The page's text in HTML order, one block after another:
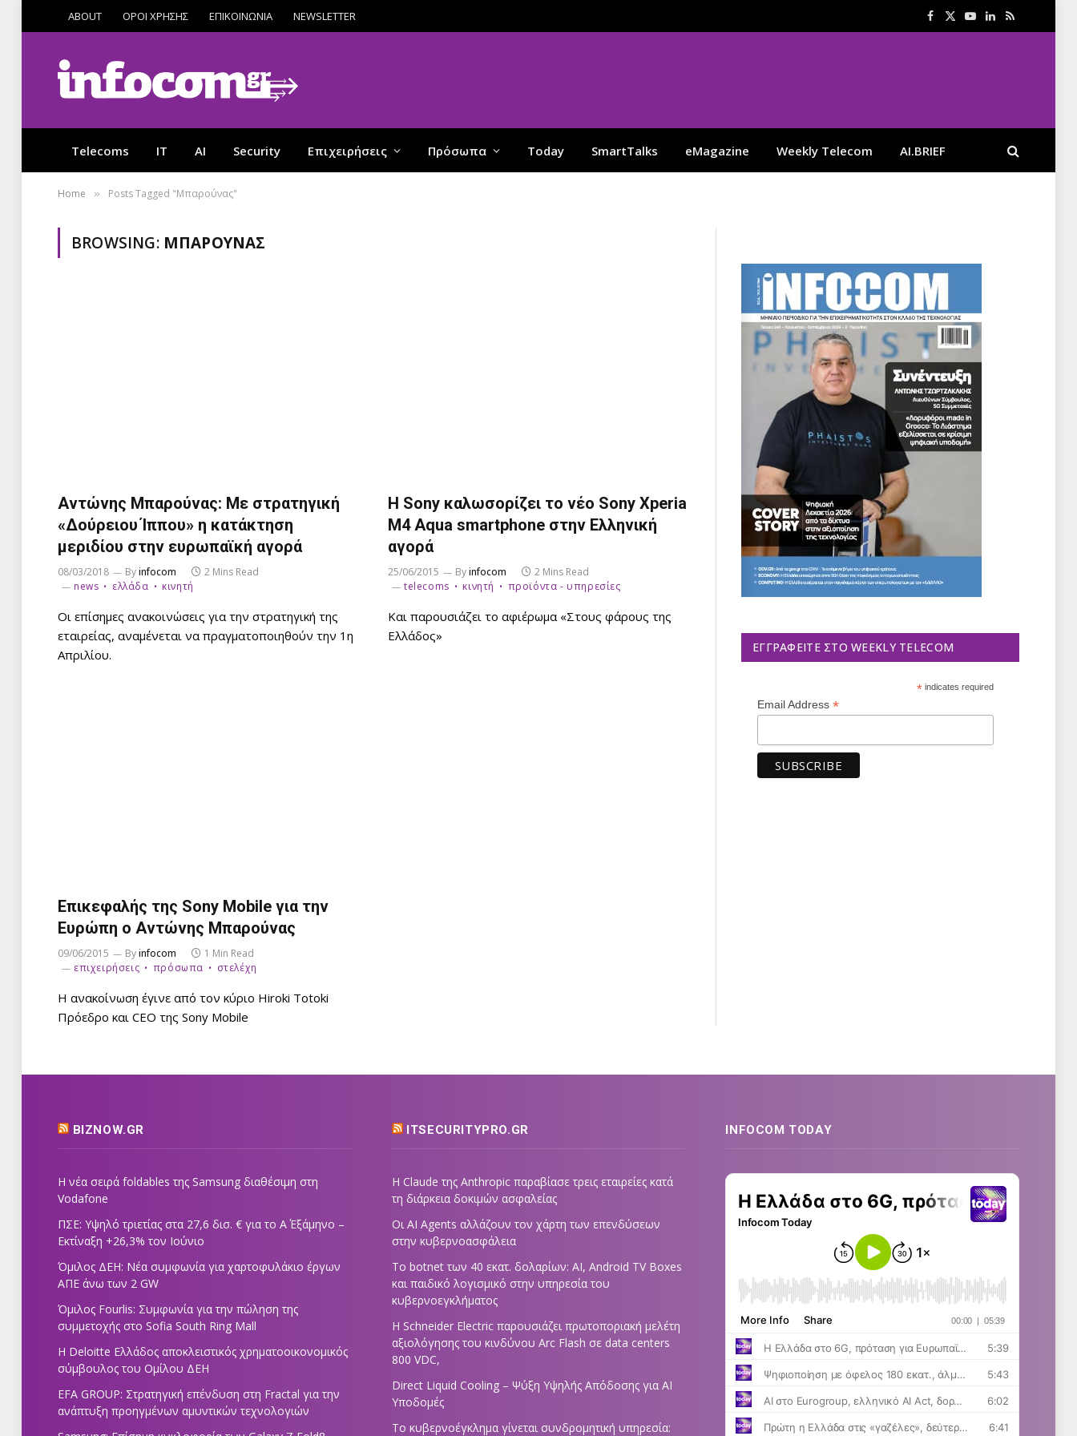
ABOUT ΟΡΟΙ ΧΡΗΣΗΣ ΕΠΙΚΟΙΝΩΝΙΑ NEWSLETTER Facebook
X
YouTube
LinkedIn
RSS
Telecoms IT AI Security Επιχειρήσεις Πρόσωπα Today SmartTalks eMagazine Weekly Telecom AI.BRIEF
Home » Posts Tagged "Μπαρούνας"
BROWSING: ΜΠΑΡΟΎΝΑΣ
Αντώνης Μπαρούνας: Με στρατηγική
«Δούρειου Ίππου» η κατάκτηση
μεριδίου στην ευρωπαϊκή αγορά
08/03/2018 Byinfocom
2 Mins Read
news
ελλάδα κινητή
Οι επίσημες ανακοινώσεις για την στρατηγική της
εταιρείας, αναμένεται να πραγματοποιηθούν την 1η
Απριλίου.
Η Sony καλωσορίζει το νέο Sony Xperia
M4 Aqua smartphone στην Ελληνική
αγορά
25/06/2015 Byinfocom
2 Mins Read
telecoms
κινητή προϊόντα - υπηρεσίες
Και παρουσιάζει το αφιέρωμα «Στους φάρους της
Ελλάδος»
Επικεφαλής της Sony Mobile για την
Ευρώπη ο Αντώνης Μπαρούνας
09/06/2015 Byinfocom
1 Min Read
επιχειρήσεις
πρόσωπα στελέχη
Η ανακοίνωση έγινε από τον κύριο Hiroki Totoki
Πρόεδρο και CEO της Sony Mobile
ΕΓΓΡΑΦΕΊΤΕ ΣΤΟ WEEKLY TELECOM
*indicates required
Email Address *
BIZNOW.GR
Η νέα σειρά foldables της Samsung διαθέσιμη στη
Vodafone
ΠΣΕ: Υψηλό τριετίας στα 27,6 δισ. € για το Α΄ Εξάμηνο –
Εκτίναξη +26,3% τον Ιούνιο
Όμιλος ΔΕΗ: Νέα συμφωνία για χαρτοφυλάκιο έργων
ΑΠΕ άνω των 2 GW
Όμιλος Fourlis: Συμφωνία για την πώληση της
συμμετοχής στο Sofia South Ring Mall
Η Deloitte Ελλάδος αποκλειστικός χρηματοοικονομικός
σύμβουλος του Ομίλου ΔΕΗ
EFA GROUP: Στρατηγική επένδυση στη Fractal για την
ανάπτυξη προηγμένων αμυντικών τεχνολογιών
ITSECURITYPRO.GR
Η Claude της Anthropic παραβίασε τρεις εταιρείες κατά
τη διάρκεια δοκιμών ασφαλείας
Οι AI Agents αλλάζουν τον χάρτη των επενδύσεων
στην κυβερνοασφάλεια
Το botnet των 40 εκατ. δολαρίων: AI, Android TV Boxes
και παιδικό λογισμικό στην υπηρεσία του
κυβερνοεγκλήματος
Η Schneider Electric παρουσιάζει πρωτοποριακή μελέτη
αξιολόγησης του κινδύνου Arc Flash σε data centers
800 VDC,
Direct Liquid Cooling – Ψύξη Υψηλής Απόδοσης για AI
Υποδομές
Το κυβερνοέγκλημα γίνεται συνδρομητική υπηρεσία:
INFOCOM TODAY